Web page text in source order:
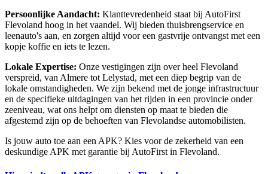
Persoonlijke Aandacht: Klanttevredenheid staat bij AutoFirst
Flevoland hoog in het vaandel. Wij bieden thuisbrengservice en
leenauto's aan, en zorgen altijd voor een gastvrije ontvangst met een
kopje koffie en iets te lezen.
Lokale Expertise: Onze vestigingen zijn over heel Flevoland
verspreid, van Almere tot Lelystad, met een diep begrip van de
lokale omstandigheden. We zijn bekend met de jonge infrastructuur
en de specifieke uitdagingen van het rijden in een provincie onder
zeeniveau, wat ons helpt om diensten op maat te bieden die
afgestemd zijn op de behoeften van Flevolandse automobilisten.
Is jouw auto toe aan een APK? Kies voor de zekerheid van een
deskundige APK met garantie bij AutoFirst in Flevoland.